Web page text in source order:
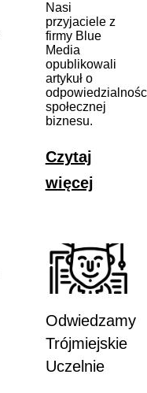
Nasi
przyjaciele z
firmy Blue
Media
opublikowali
artykuł o
społecznej
biznesu.
Czytaj
więcej
Odwiedzamy
Trójmiejskie
Uczelnie